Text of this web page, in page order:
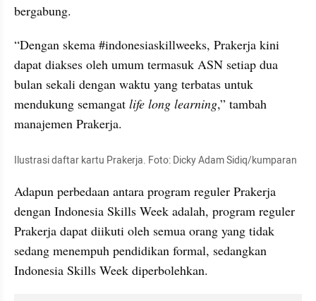
bergabung.
“Dengan skema #indonesiaskillweeks, Prakerja kini
dapat diakses oleh umum termasuk ASN setiap dua
bulan sekali dengan waktu yang terbatas untuk
mendukung semangat life long learning,” tambah
manajemen Prakerja.
Ilustrasi daftar kartu Prakerja. Foto: Dicky Adam Sidiq/kumparan
Adapun perbedaan antara program reguler Prakerja
dengan Indonesia Skills Week adalah, program reguler
Prakerja dapat diikuti oleh semua orang yang tidak
sedang menempuh pendidikan formal, sedangkan
Indonesia Skills Week diperbolehkan.